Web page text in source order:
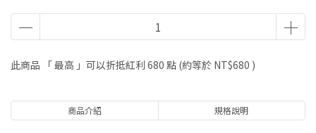
此商品 「 最高 」可以折抵紅利 680 點 (約等於 NT$680 )
商品介紹 規格說明